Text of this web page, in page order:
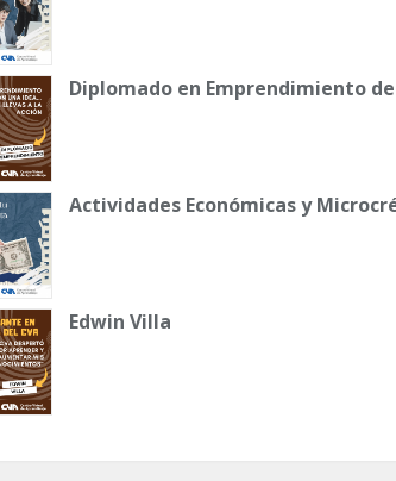
Diplomado en Emprendimiento
Actividades Económicas y
Edwin Villa